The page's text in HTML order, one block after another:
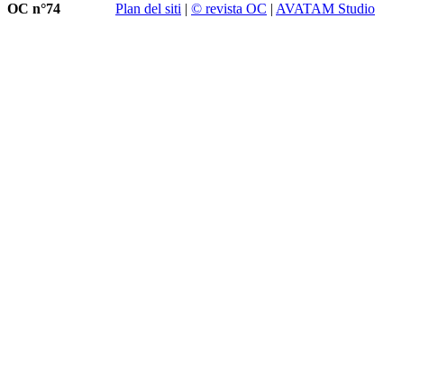
OC n°74 Plan del siti | © revista OC | AVATAM Studio